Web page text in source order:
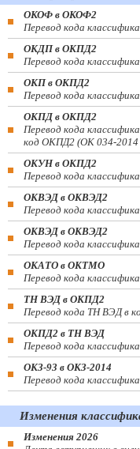
ОКОФ в ОКОФ2
Перевод кода
ОКДП в ОКПД2
Перевод кода
ОКП в ОКПД2
Перевод кода
ОКПД в ОКПД2
Перевод кода
код ОКПД2 (ОК 034-
ОКУН в ОКПД2
Перевод кода
ОКВЭД в ОКВЭД2
Перевод кода
ОКВЭД в ОКВЭД2
Перевод кода
ОКАТО в ОКТМО
Перевод кода
ТН ВЭД в ОКПД2
Перевод кода ТН ВЭД в
ОКПД2 в ТН ВЭД
Перевод кода
ОКЗ-93 в ОКЗ-2014
Перевод кода
Изменения
Изменения 2026